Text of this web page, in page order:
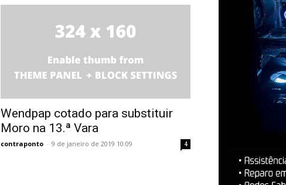
Wendpap cotado para substituir
Moro na 13.ª Vara
contraponto - 9 de janeiro de 2019 10:09 4